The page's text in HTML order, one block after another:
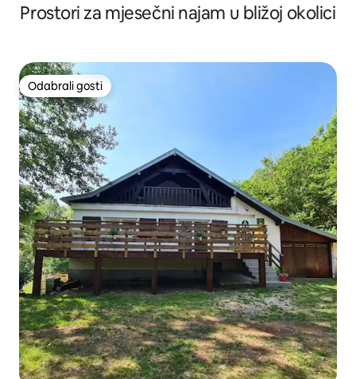
Prostori za mjesečni najam u bližoj okolici
Odabrali gosti
Odabrali gosti